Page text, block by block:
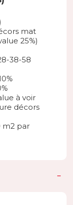
mat
25%)
38-58
à voir
décors
m2 par